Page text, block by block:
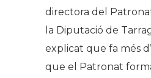
directora del
la Diputació de
explicat que fa més
que el Patronat